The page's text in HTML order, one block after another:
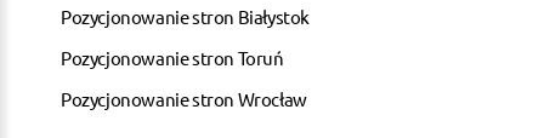
Pozycjonowanie stron Białystok
Pozycjonowanie stron Toruń
Pozycjonowanie stron Wrocław